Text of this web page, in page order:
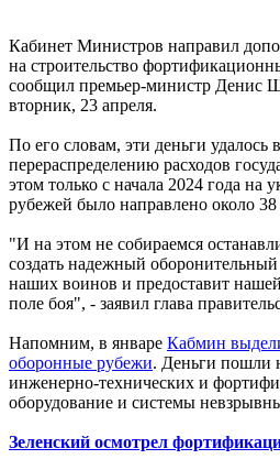
Кабинет Министров направил
на строительство
сообщил премьер-министр Денис
вторник, 23 апреля.
По его словам, эти деньги удалось
перераспределению расходов
этом только с начала 2024 года на
рубежей было направлено около
"И на этом не собираемся
создать надежный
наших воинов и предоставит
поле боя", - заявил глава
Напомним, в январе Кабмин
оборонные рубежи. Деньги пошли
инженерно-технических и
оборудование и системы
Зеленский осмотрел